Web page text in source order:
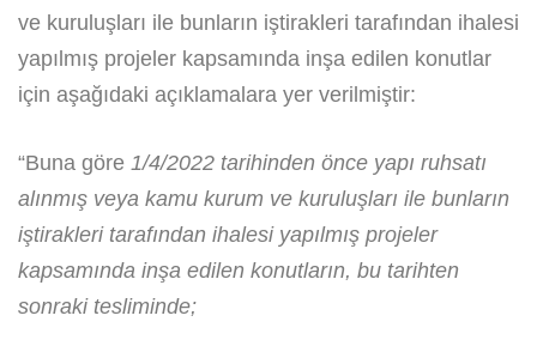
ve kuruluşları ile bunların iştirakleri tarafından ihalesi
yapılmış projeler kapsamında inşa edilen konutlar
için aşağıdaki açıklamalara yer verilmiştir:
“Buna göre 1/4/2022 tarihinden önce yapı ruhsatı
alınmış veya kamu kurum ve kuruluşları ile bunların
iştirakleri tarafından ihalesi yapılmış projeler
kapsamında inşa edilen konutların, bu tarihten
sonraki tesliminde;